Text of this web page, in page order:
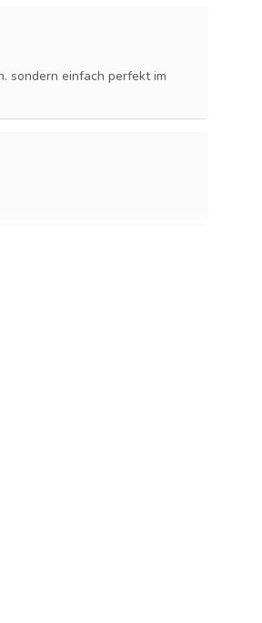
sondern einfach perfekt im